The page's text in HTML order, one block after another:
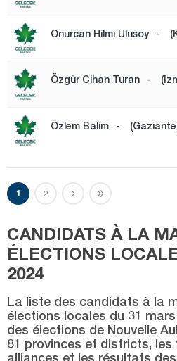
Onurcan Hilmi Ulusoy -
Özgür Cihan Turan -
Özlem Balim -
1 2
CANDIDATS À LA
ÉLECTIONS
2024
La liste des candidats à la
élections locales du 31
des élections de Nouvelle
81 provinces et districts,
alliances et les résultats